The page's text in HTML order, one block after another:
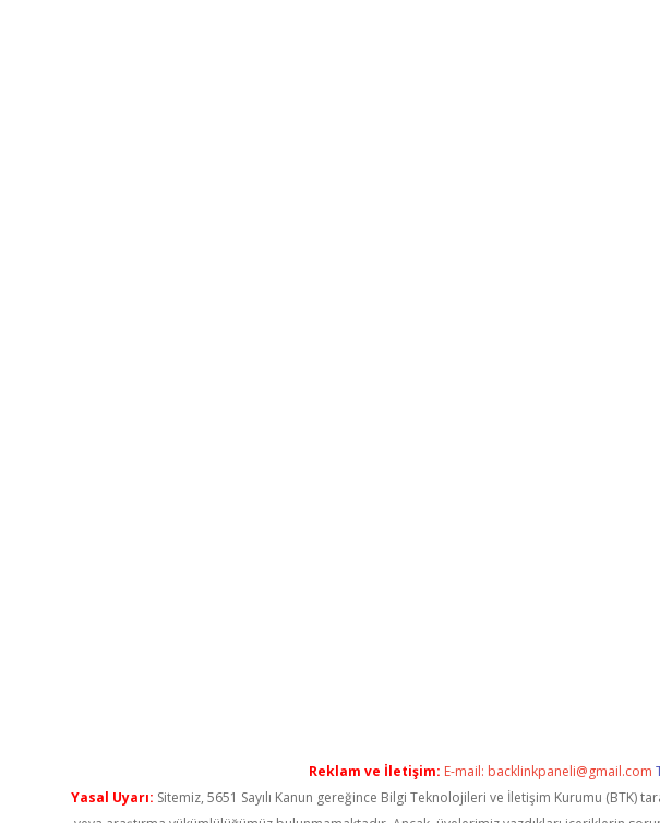
Reklam ve İletişim: E-mail: backlinkpaneli@gmail.com
Yasal Uyarı: Sitemiz, 5651 Sayılı Kanun gereğince Bilgi Teknolojileri ve İletişim Kurumu